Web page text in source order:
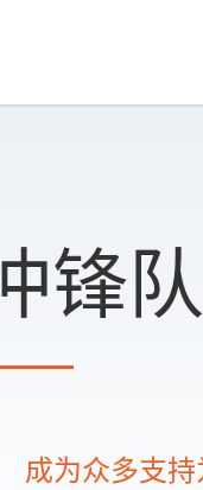
锋队
成为众多支